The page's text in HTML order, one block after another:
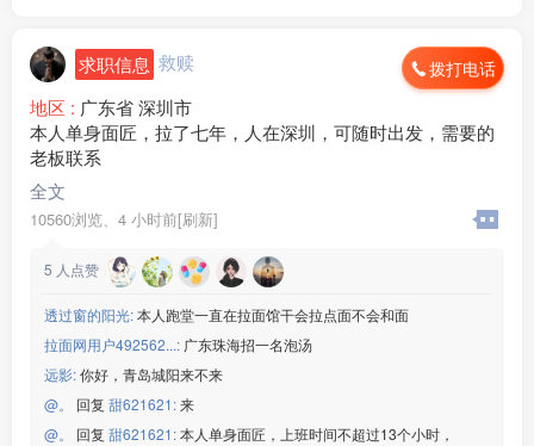
求职信息 救赎 拨打电话
地区 : 广东省 深圳市
本人单身面匠，拉了七年，人在深圳，可随时出发，需要的
老板联系
全文
10560浏览、 4 小时前[刷新]
5 人点赞
透过窗的阳光:本人跑堂一直在拉面馆干会拉点面不会和面
拉面网用户492562...: 广东珠海招一名泡汤
远影:你好，青岛城阳来不来
@。
回复 甜621621:来
@。
回复 甜621621:本人单身面匠，上班时间不超过13个小时，